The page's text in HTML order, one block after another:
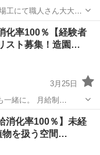
険
化率100％【経験者
スト募集！造園…
3月25日
一緒に。 月給制
ど、多様な場所で造園
業務
消化率100％】未経
を扱う空間…